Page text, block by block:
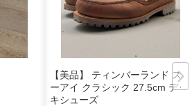
【美品】 ティンバーランド スリ
ーアイ クラシック 27.5cm デッ
キシューズ